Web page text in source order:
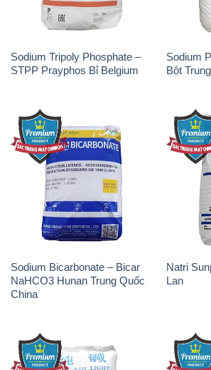
Sodium Tripoly Phosphate –
STPP Prayphos Bỉ Belgium
Sodium
Bột
Sodium Bicarbonate – Bicar
NaHCO3 Hunan Trung Quốc
China
Natri
Lan